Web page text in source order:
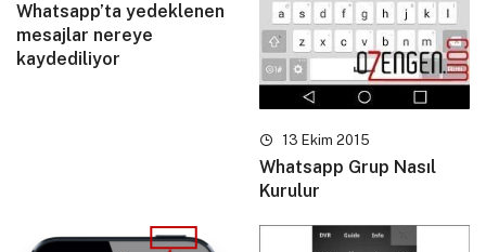
Whatsapp’ta yedeklenen
mesajlar nereye
kaydediliyor
13 Ekim 2015
Whatsapp Grup Nasıl
Kurulur